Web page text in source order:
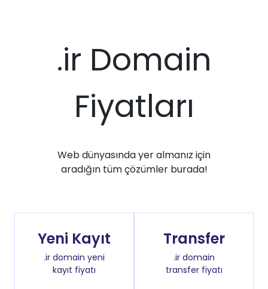
.ir Domain
Fiyatları
Web dünyasında yer almanız için
aradığın tüm çözümler burada!
Yeni Kayıt
.ir domain yeni
kayıt fiyatı
Transfer
.ir domain
transfer fiyatı